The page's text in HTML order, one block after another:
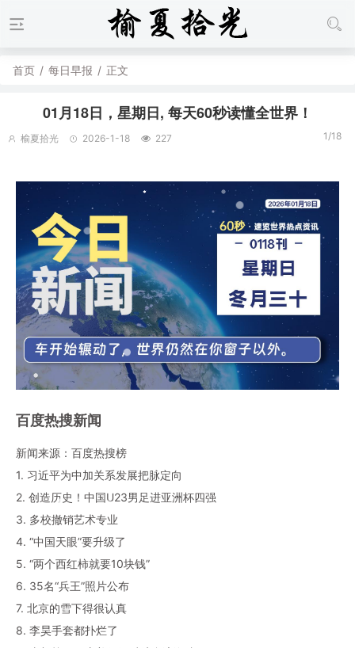
首页 / 每日早报 / 正文
01月18日，星期日, 每天60秒读懂全世界！
榆夏拾光 2026-1-18 227 1/18
百度热搜新闻
新闻来源：百度热搜榜
1. 习近平为中加关系发展把脉定向
2. 创造历史！中国U23男足进亚洲杯四强
3. 多校撤销艺术专业
4. “中国天眼”要升级了
5. “两个西红柿就要10块钱”
6. 35名“兵王”照片公布
7. 北京的雪下得很认真
8. 李昊手套都扑烂了